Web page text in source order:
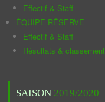
Effectif & Staff
ÉQUIPE RÉSERVE
Effectif & Staff
Résultats & classement
SAISON 2019/2020